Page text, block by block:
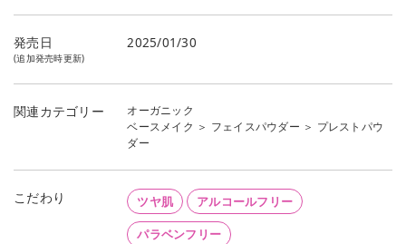
発売日
(追加発売時更新)
2025/01/30
関連カテゴリー
オーガニック
ベースメイク ＞ フェイスパウダー ＞ プレストパウ
ダー
こだわり ツヤ肌 アルコールフリー
パラベンフリー